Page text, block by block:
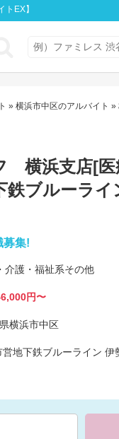
EX】
» 横浜市中区のアルバイト »
横浜支店[医
鉄ブルーラ
募集!
介護・福祉系その他
円〜
横浜市中区
営地下鉄ブルーライン 伊